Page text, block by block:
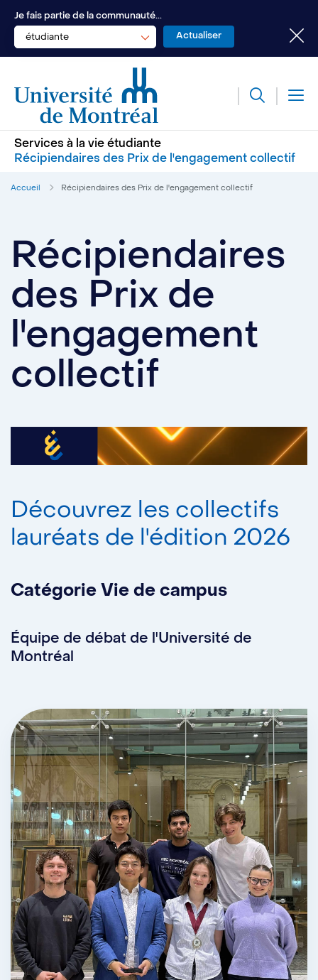
Je fais partie de la communauté...
étudiante
Services à la vie étudiante
Récipiendaires des Prix de l'engagement collectif
Accueil Récipiendaires des Prix de l'engagement collectif
Récipiendaires
des Prix de
l'engagement
collectif
Découvrez les collectifs
lauréats de l'édition 2026
Catégorie Vie de campus
Équipe de débat de l'Université de
Montréal